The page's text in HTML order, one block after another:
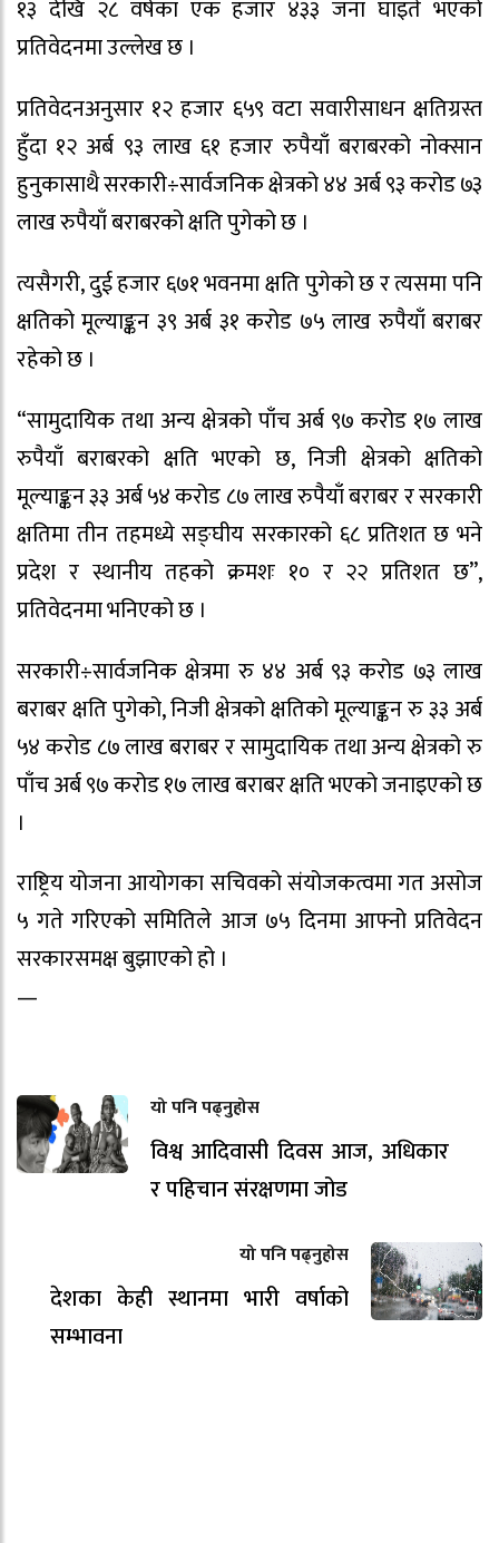
१३ देखि २८ वर्षका एक हजार ४३३ जना घाइते भएको
प्रतिवेदनमा उल्लेख छ ।
प्रतिवेदनअनुसार १२ हजार ६५९ वटा सवारीसाधन क्षतिग्रस्त
हुँदा १२ अर्ब ९३ लाख ६१ हजार रुपैयाँ बराबरको नोक्सान
हुनुकासाथै सरकारी÷सार्वजनिक क्षेत्रको ४४ अर्ब ९३ करोड ७३
लाख रुपैयाँ बराबरको क्षति पुगेको छ ।
त्यसैगरी, दुई हजार ६७१ भवनमा क्षति पुगेको छ र त्यसमा पनि
क्षतिको मूल्याङ्कन ३९ अर्ब ३१ करोड ७५ लाख रुपैयाँ बराबर
रहेको छ ।
“सामुदायिक तथा अन्य क्षेत्रको पाँच अर्ब ९७ करोड १७ लाख
रुपैयाँ बराबरको क्षति भएको छ, निजी क्षेत्रको क्षतिको
मूल्याङ्कन ३३ अर्ब ५४ करोड ८७ लाख रुपैयाँ बराबर र सरकारी
क्षतिमा तीन तहमध्ये सङ्घीय सरकारको ६८ प्रतिशत छ भने
प्रदेश र स्थानीय तहको क्रमशः १० र २२ प्रतिशत छ”,
प्रतिवेदनमा भनिएको छ ।
सरकारी÷सार्वजनिक क्षेत्रमा रु ४४ अर्ब ९३ करोड ७३ लाख
बराबर क्षति पुगेको, निजी क्षेत्रको क्षतिको मूल्याङ्कन रु ३३ अर्ब
५४ करोड ८७ लाख बराबर र सामुदायिक तथा अन्य क्षेत्रको रु
पाँच अर्ब ९७ करोड १७ लाख बराबर क्षति भएको जनाइएको छ
।
राष्ट्रिय योजना आयोगका सचिवको संयोजकत्वमा गत असोज
५ गते गरिएको समितिले आज ७५ दिनमा आफ्नो प्रतिवेदन
सरकारसमक्ष बुझाएको हो ।
—
यो पनि पढ्नुहोस
विश्व आदिवासी दिवस आज, अधिकार
र पहिचान संरक्षणमा जोड
यो पनि पढ्नुहोस
देशका केही स्थानमा भारी वर्षाको
सम्भावना